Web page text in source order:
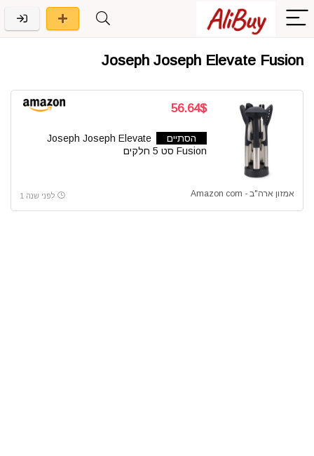
Joseph Joseph Elevate Fusion
56.64$
הסתיים
Joseph Joseph Elevate
Fusion סט 5 חלקים
אמזון ארה"ב - Amazon com לפני שנה 1